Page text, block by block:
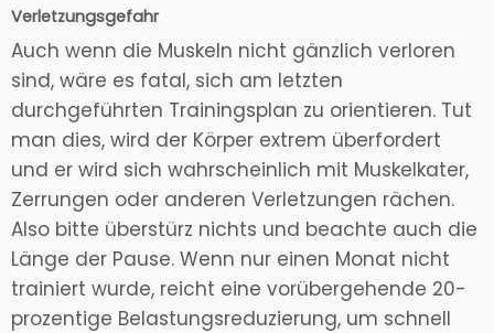
Verletzungsgefahr
Auch wenn die Muskeln nicht gänzlich verloren
sind, wäre es fatal, sich am letzten
durchgeführten Trainingsplan zu orientieren. Tut
man dies, wird der Körper extrem überfordert
und er wird sich wahrscheinlich mit Muskelkater,
Zerrungen oder anderen Verletzungen rächen.
Also bitte überstürz nichts und beachte auch die
Länge der Pause. Wenn nur einen Monat nicht
trainiert wurde, reicht eine vorübergehende 20-
prozentige Belastungsreduzierung, um schnell